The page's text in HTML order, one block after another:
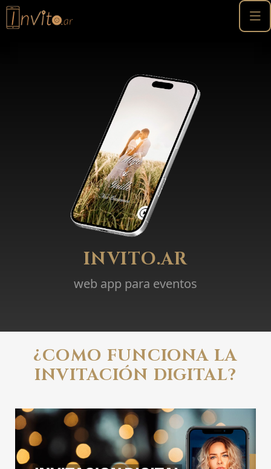
INVITO.AR
web app para eventos
¿COMO FUNCIONA LA
INVITACIÓN DIGITAL?